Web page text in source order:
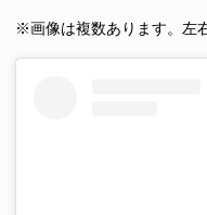
※画像は複数あります。左